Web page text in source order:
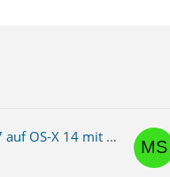
Thunderbird Umzug von Win7 auf OS-X 14 mit Profildatei auf Server